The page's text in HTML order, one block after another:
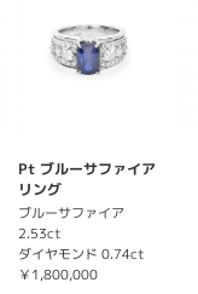
Pt ブルーサファイア
リング
ブルーサファイア
2.53ct
ダイヤモンド 0.74ct
￥1,800,000